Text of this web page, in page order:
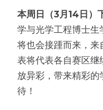
本周日（3月14日
学与光学工程博士
将也会接踵而来，
表将代表各自赛区
放异彩，带来精彩
待！